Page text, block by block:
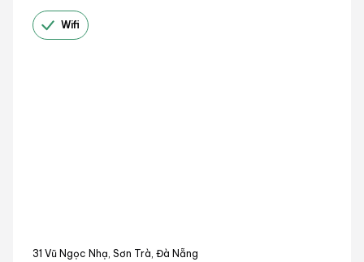
Wifi
31 Vũ Ngọc Nhạ, Sơn Trà, Đà Nẵng